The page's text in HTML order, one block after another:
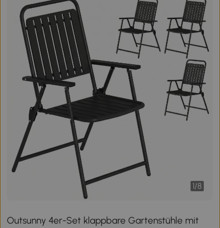
1/8
Outsunny 4er-Set klappbare Gartenstühle mit